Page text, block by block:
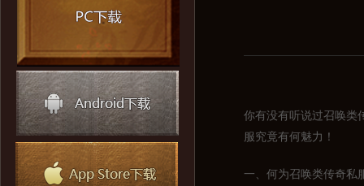
你有没有听说过召唤类
服究竟有何魅力！
一、何为召唤类传奇私